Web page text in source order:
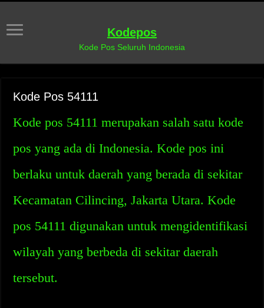
Kodepos
Kode Pos Seluruh Indonesia
Kode Pos 54111
Kode pos 54111 merupakan salah satu kode
pos yang ada di Indonesia. Kode pos ini
berlaku untuk daerah yang berada di sekitar
Kecamatan Cilincing, Jakarta Utara. Kode
pos 54111 digunakan untuk mengidentifikasi
wilayah yang berbeda di sekitar daerah
tersebut.